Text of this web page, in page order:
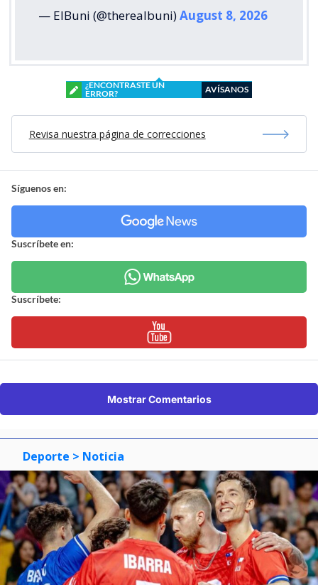
— ElBuni (@therealbuni)August 8, 2026
¿ENCONTRASTE UN
ERROR?
AVÍSANOS
Revisa nuestra página de correcciones
Síguenos en:
Suscríbete en:
Suscríbete:
Mostrar Comentarios
Deporte > Noticia